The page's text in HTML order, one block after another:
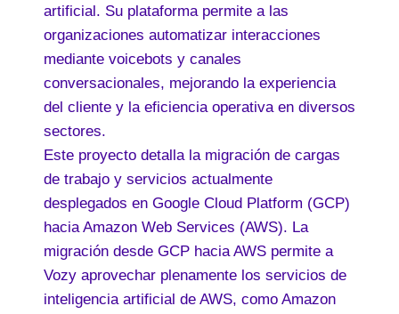
artificial. Su plataforma permite a las
organizaciones automatizar interacciones
mediante voicebots y canales
conversacionales, mejorando la experiencia
del cliente y la eficiencia operativa en diversos
sectores.
Este proyecto detalla la migración de cargas
de trabajo y servicios actualmente
desplegados en Google Cloud Platform (GCP)
hacia Amazon Web Services (AWS). La
migración desde GCP hacia AWS permite a
Vozy aprovechar plenamente los servicios de
inteligencia artificial de AWS, como Amazon